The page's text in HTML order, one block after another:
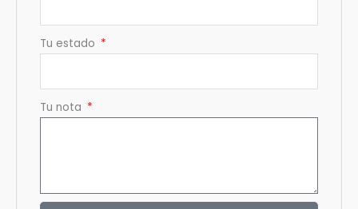
Tu estado
Tu nota